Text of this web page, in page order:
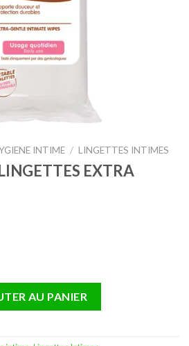
INTIME / LINGETTES INTIMES
EXTRA
LINGETTES EXTRA DOUCES 15 U
AU PANIER